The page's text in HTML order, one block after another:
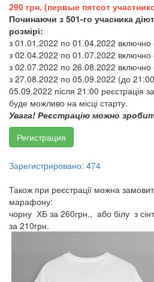
​​​​​290 грн. (первые пятсот
Починаючи з 501-го учасника
розмірі:
з 01.01.2022 по 01.04.2022 включно
з 02.04.2022 по 01.07.2022 включно
з 02.07.2022 по 26.08.2022 включно
з 27.08.2022 по 05.09.2022 (до
05.09.2022 після 21:00 реєстрація
буде можливо на місці старту.
Увага! Реєстрацію можно
Регистрация
Зарегистрировано: 474
​​​​​​​Також при реєстрації можна
марафону:
чорну ХБ за 260грн., або білу з
за 210грн.